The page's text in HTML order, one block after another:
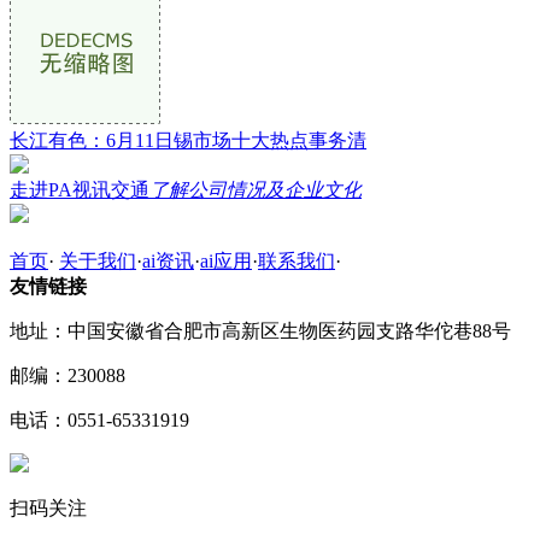
长江有色：6月11日锡市场十大热点事务清
走进PA视讯交通 了解公司情况及企业文化
首页· 关于我们·ai资讯·ai应用 ·联系我们·
友情链接
地址：中国安徽省合肥市高新区生物医药园支路华佗巷88号
邮编：230088
电话：0551-65331919
扫码关注